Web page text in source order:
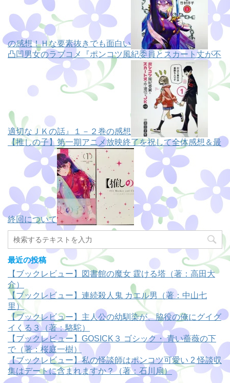
の感想！Ｈな要素抜きでも面白い
凸凹男女のラブコメ『ポンコツ風紀委員とスカート丈が不
適切なＪＫの話』１－２巻の感想
【推しの子】第一期アニメ放映終了を祝して全体感想＆最
終回について
最近の投稿
【ブックレビュー】図書館の魔女 霆ける塔（著：高田大
介）
【ブックレビュー】連続殺人鬼 カエル男（著：中山七
里）
【ブックレビュー】主人公の幼馴染が、脇役の俺にグイグ
イくる３（著：駱駝）
【ブックレビュー】GOSICK３ ゴシック・ 青い薔薇の下
で（著：桜庭一樹）
【ブックレビュー】私の怪談師はポンコツ可愛い 2 怪談収
集はデートに含まれますか？（著：石川扇）